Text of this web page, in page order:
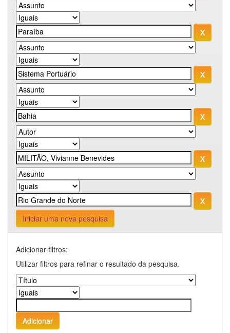
Iniciar uma nova pesquisa
Adicionar filtros:
Utilizar filtros para refinar o resultado da pesquisa.